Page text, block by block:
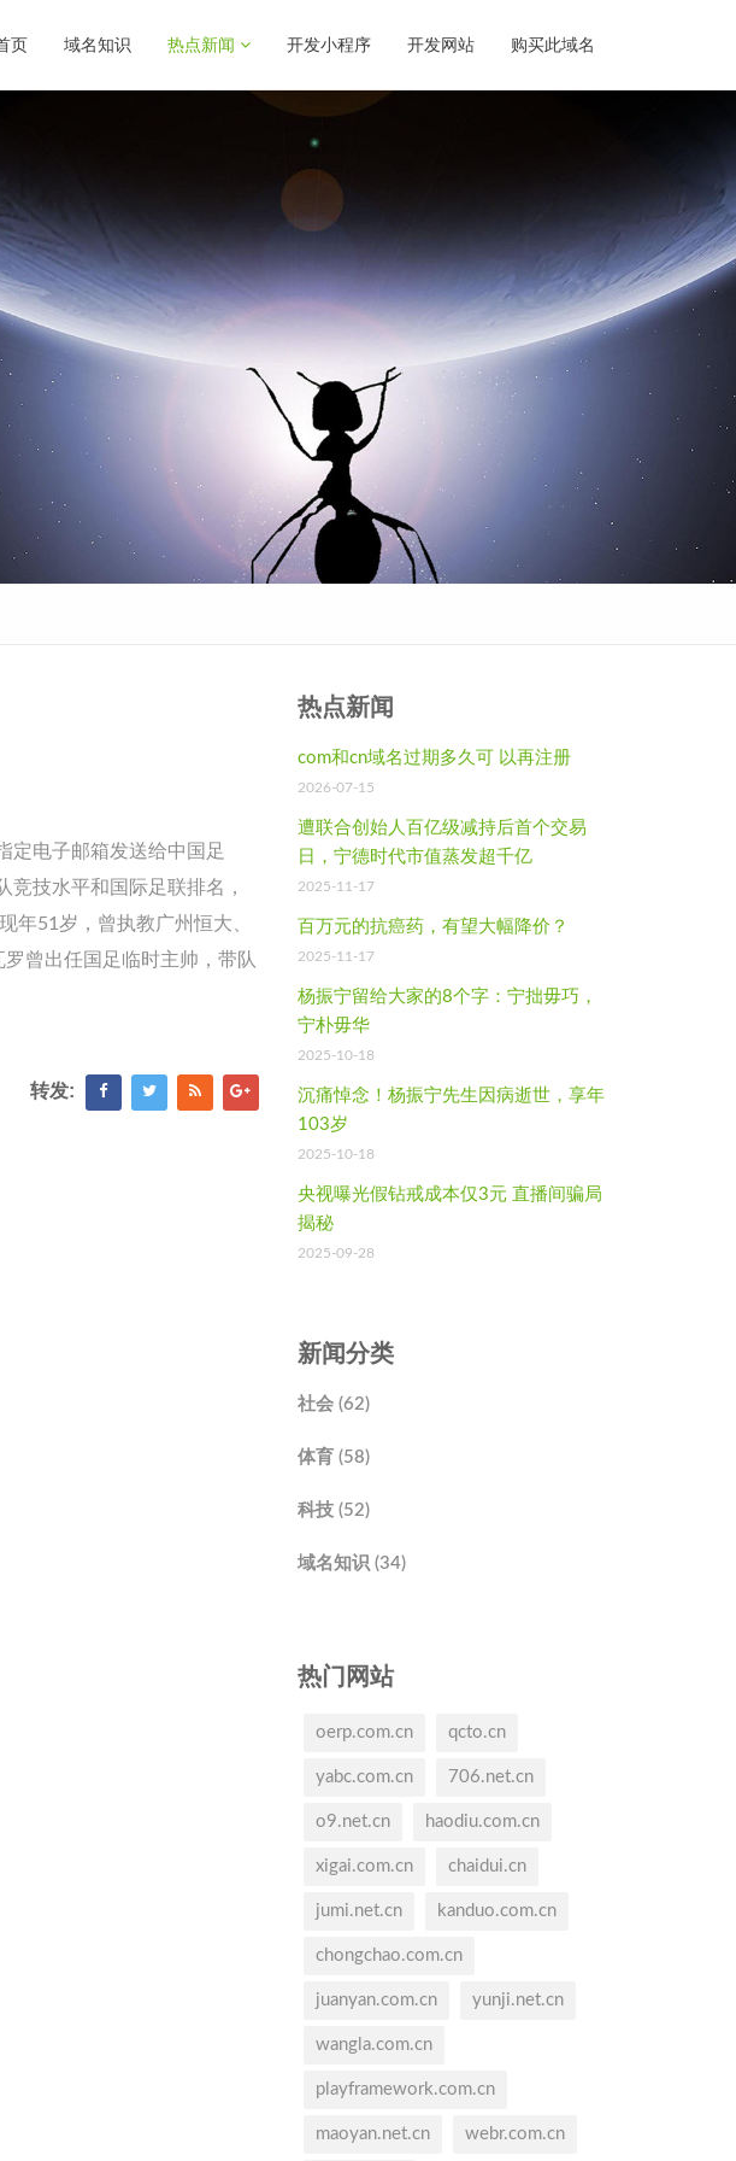
页 域名知识 热点新闻 开发小程序 开发网站 购买此域名
定电子邮箱发送给中国足
技水平和国际足联排名，
年51岁，曾执教广州恒大、
曾出任国足临时主帅，带队
转发:
热点新闻
com和cn域名过期多久可 以再注册
2026-07-15
遭联合创始人百亿级减持后首个交易
日，宁德时代市值蒸发超千亿
2025-11-17
百万元的抗癌药，有望大幅降价？
2025-11-17
杨振宁留给大家的8个字：宁拙毋巧，
宁朴毋华
2025-10-18
沉痛悼念！杨振宁先生因病逝世，享年
103岁
2025-10-18
央视曝光假钻戒成本仅3元 直播间骗局
揭秘
2025-09-28
新闻分类
社会 (62)
体育 (58)
科技 (52)
域名知识 (34)
热门网站
oerp.com.cn qcto.cn
yabc.com.cn 706.net.cn
o9.net.cn haodiu.com.cn
xigai.com.cn chaidui.cn
jumi.net.cn kanduo.com.cn
chongchao.com.cn
juanyan.com.cn yunji.net.cn
wangla.com.cn
playframework.com.cn
maoyan.net.cn webr.com.cn